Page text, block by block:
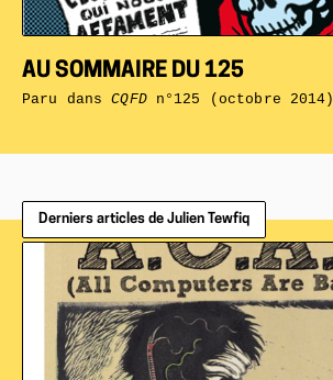
AU SOMMAIRE DU 125
Paru dansCQFDn°125 (octobre 2014)
Derniers articles de Julien Tewfiq